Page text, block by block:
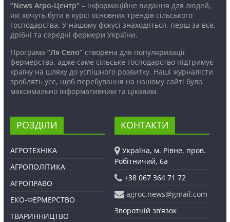
“News Агро-Центр”– інформаційне видання для людей,
які хочуть бути в курсі основних трендів сільського
господарства. У нашому фокусі знаходяться, перш за все,
дрібні та середні фермери України.
Програма “Ля Село”створена для популяризації
фермерства, адже саме сільське господарство підтримує
країну на шляху до успішного розвитку. Наші журналісти
зроблять усе, щоб перебування на нашому сайті було
максимально інформативним та цікавим.
РОЗДІЛИ
АГРОТЕХНІКА
АГРОПОЛІТИКА
АГРОПРАВО
ЕКО-ФЕРМЕРСТВО
ТВАРИННИЦТВО
КОНТАКТИ
Україна, м. Рівне, пров.
Робітничий, 6а
+38 067 364 71 72
agroc.news@gmail.com
Зворотній зв’язок